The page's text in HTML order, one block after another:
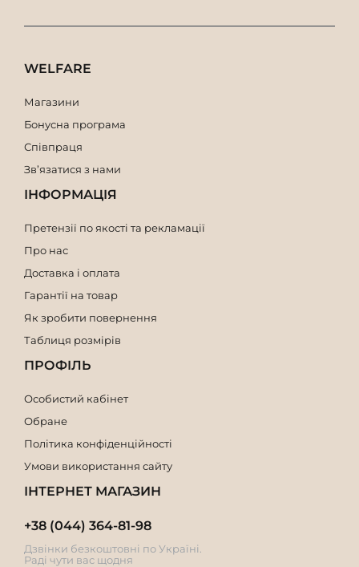
WELFARE
Магазини
Бонусна програма
Співпраця
Зв’язатися з нами
ІНФОРМАЦІЯ
Претензії по якості та рекламації
Про нас
Доставка і оплата
Гарантії на товар
Як зробити повернення
Таблиця розмірів
ПРОФІЛЬ
Особистий кабінет
Обране
Політика конфіденційності
Умови використання сайту
ІНТЕРНЕТ МАГАЗИН
+38 (044) 364-81-98
Дзвінки безкоштовні по Україні.
Раді чути вас щодня